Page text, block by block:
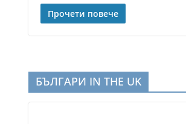
Прочети повече
БЪЛГАРИ IN THE UK